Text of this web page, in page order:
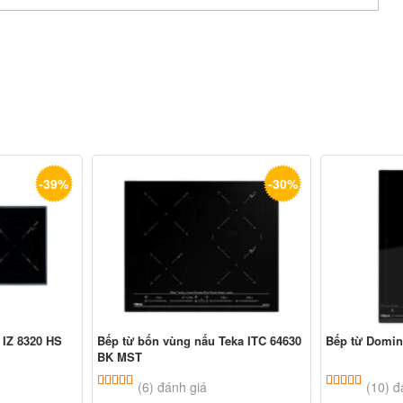
-39%
8320 HS
-30%
Bếp từ bốn vùng nấu Teka ITC 64630
BK MST
5.00 trên 5 dựa trên
(6) đánh giá
Bếp từ
5.00
10
(10)